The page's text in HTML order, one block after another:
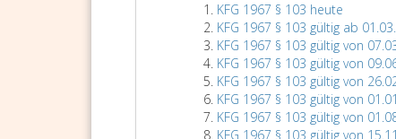
KFG 1967 § 103 heute
KFG 1967 § 103 gültig ab
KFG 1967 § 103 gültig von
KFG 1967 § 103 gültig von
KFG 1967 § 103 gültig von
KFG 1967 § 103 gültig von
KFG 1967 § 103 gültig von
KFG 1967 § 103 gültig von